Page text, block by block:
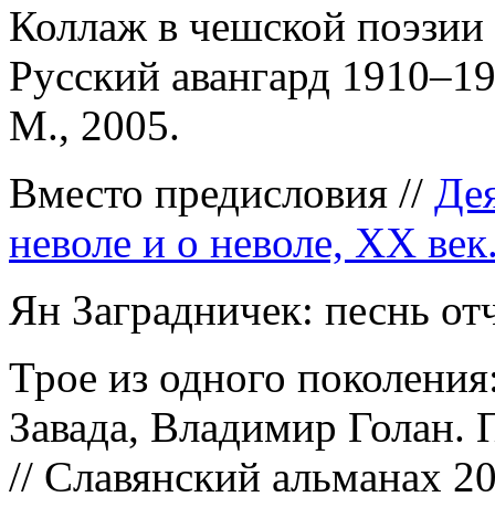
Коллаж в чешской
Русский авангард
М., 2005.
Вместо предисловия //
неволе и о неволе, ХХ
Ян Заградничек: песнь
Трое из одного
Завада, Владимир Голан.
// Славянский альманах